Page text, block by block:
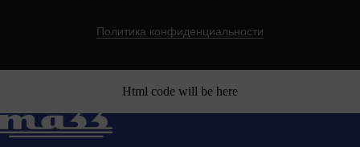
Политика конфиденциальности
Html code will be here